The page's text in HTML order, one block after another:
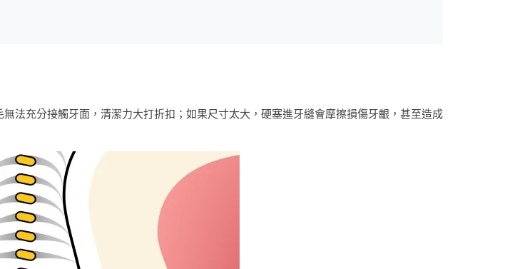
法充分接觸牙面，清潔力大打折扣；如果尺寸太大，硬塞進牙縫會摩擦損傷牙齦，甚至造成